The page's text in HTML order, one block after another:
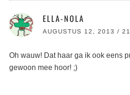
ELLA-NOLA
AUGUSTUS 12, 2013 /
Oh wauw! Dat haar ga ik ook eens
gewoon mee hoor! ;)